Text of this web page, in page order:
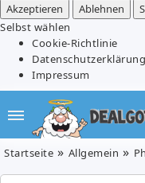
Akzeptieren
Ablehnen
Selbst wählen
Cookie-Richtlinie
Datenschutzerklärung
Impressum
Startseite Allgemein